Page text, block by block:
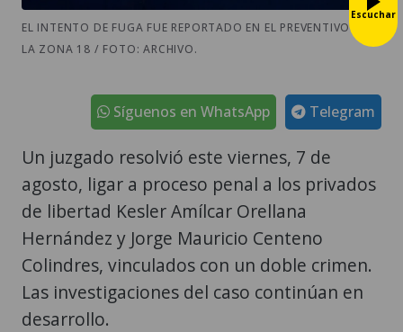
EL INTENTO DE FUGA FUE REPORTADO EN EL PREVENTIVO DE
LA ZONA 18 / FOTO: ARCHIVO.
Telegram
Síguenos en WhatsApp
Un juzgado resolvió este viernes, 7 de
agosto, ligar a proceso penal a los privados
de libertad Kesler Amílcar Orellana
Hernández y Jorge Mauricio Centeno
Colindres, vinculados con un doble crimen.
Las investigaciones del caso continúan en
desarrollo.
Escuchar